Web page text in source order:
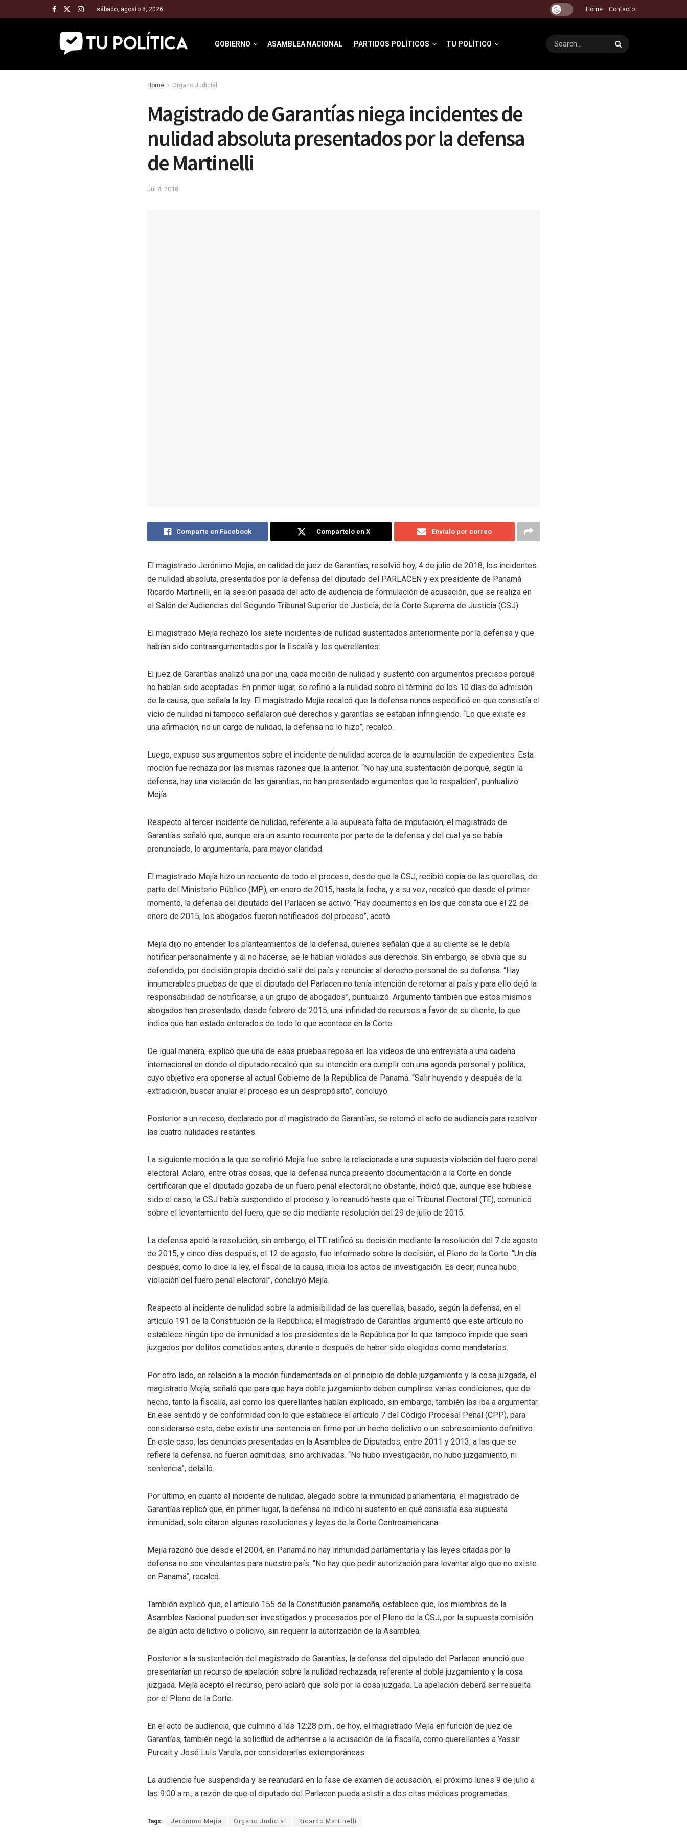
sábado, agosto 8, 2026 Home Contacto
GOBIERNO ASAMBLEA NACIONAL PARTIDOS POLÍTICOS TU POLÍTICO
Home Organo Judicial
Magistrado de Garantías niega incidentes de
nulidad absoluta presentados por la defensa
de Martinelli
Jul 4, 2018
Comparte en Facebook Compártelo en X Envíalo por correo
El magistrado Jerónimo Mejía, en calidad de juez de Garantías, resolvió hoy, 4 de julio de 2018, los incidentes
de nulidad absoluta, presentados por la defensa del diputado del PARLACEN y ex presidente de Panamá
Ricardo Martinelli, en la sesión pasada del acto de audiencia de formulación de acusación, que se realiza en
el Salón de Audiencias del Segundo Tribunal Superior de Justicia, de la Corte Suprema de Justicia (CSJ).
El magistrado Mejía rechazó los siete incidentes de nulidad sustentados anteriormente por la defensa y que
habían sido contraargumentados por la fiscalía y los querellantes.
El juez de Garantías analizó una por una, cada moción de nulidad y sustentó con argumentos precisos porqué
no habían sido aceptadas. En primer lugar, se refirió a la nulidad sobre el término de los 10 días de admisión
de la causa, que señala la ley. El magistrado Mejía recalcó que la defensa nunca especificó en que consistía el
vicio de nulidad ni tampoco señalaron qué derechos y garantías se estaban infringiendo. “Lo que existe es
una afirmación, no un cargo de nulidad, la defensa no lo hizo”, recalcó.
Luego, expuso sus argumentos sobre el incidente de nulidad acerca de la acumulación de expedientes. Esta
moción fue rechaza por las mismas razones que la anterior. “No hay una sustentación de porqué, según la
defensa, hay una violación de las garantías, no han presentado argumentos que lo respalden”, puntualizó
Mejía.
Respecto al tercer incidente de nulidad, referente a la supuesta falta de imputación, el magistrado de
Garantías señaló que, aunque era un asunto recurrente por parte de la defensa y del cual ya se había
pronunciado, lo argumentaría, para mayor claridad.
El magistrado Mejía hizo un recuento de todo el proceso, desde que la CSJ, recibió copia de las querellas, de
parte del Ministerio Público (MP), en enero de 2015, hasta la fecha, y a su vez, recalcó que desde el primer
momento, la defensa del diputado del Parlacen se activó. “Hay documentos en los que consta que el 22 de
enero de 2015, los abogados fueron notificados del proceso”, acotó.
Mejía dijo no entender los planteamientos de la defensa, quienes señalan que a su cliente se le debía
notificar personalmente y al no hacerse, se le habían violados sus derechos. Sin embargo, se obvia que su
defendido, por decisión propia decidió salir del país y renunciar al derecho personal de su defensa. “Hay
innumerables pruebas de que el diputado del Parlacen no tenía intención de retornar al país y para ello dejó la
responsabilidad de notificarse, a un grupo de abogados”, puntualizó. Argumentó también que estos mismos
abogados han presentado, desde febrero de 2015, una infinidad de recursos a favor de su cliente, lo que
indica que han estado enterados de todo lo que acontece en la Corte.
De igual manera, explicó que una de esas pruebas reposa en los videos de una entrevista a una cadena
internacional en donde el diputado recalcó que su intención era cumplir con una agenda personal y política,
cuyo objetivo era oponerse al actual Gobierno de la República de Panamá. “Salir huyendo y después de la
extradición, buscar anular el proceso es un despropósito”, concluyó.
Posterior a un receso, declarado por el magistrado de Garantías, se retomó el acto de audiencia para resolver
las cuatro nulidades restantes.
La siguiente moción a la que se refirió Mejía fue sobre la relacionada a una supuesta violación del fuero penal
electoral. Aclaró, entre otras cosas, que la defensa nunca presentó documentación a la Corte en donde
certificaran que el diputado gozaba de un fuero penal electoral; no obstante, indicó que, aunque ese hubiese
sido el caso, la CSJ había suspendido el proceso y lo reanudó hasta que el Tribunal Electoral (TE), comunicó
sobre el levantamiento del fuero, que se dio mediante resolución del 29 de julio de 2015.
La defensa apeló la resolución, sin embargo, el TE ratificó su decisión mediante la resolución del 7 de agosto
de 2015, y cinco días después, el 12 de agosto, fue informado sobre la decisión, el Pleno de la Corte. “Un día
después, como lo dice la ley, el fiscal de la causa, inicia los actos de investigación. Es decir, nunca hubo
violación del fuero penal electoral”, concluyó Mejía.
Respecto al incidente de nulidad sobre la admisibilidad de las querellas, basado, según la defensa, en el
artículo 191 de la Constitución de la República; el magistrado de Garantías argumentó que este artículo no
establece ningún tipo de inmunidad a los presidentes de la República por lo que tampoco impide que sean
juzgados por delitos cometidos antes, durante o después de haber sido elegidos como mandatarios.
Por otro lado, en relación a la moción fundamentada en el principio de doble juzgamiento y la cosa juzgada, el
magistrado Mejía, señaló que para que haya doble juzgamiento deben cumplirse varias condiciones, que de
hecho, tanto la fiscalía, así como los querellantes habían explicado, sin embargo, también las iba a argumentar.
En ese sentido y de conformidad con lo que establece el artículo 7 del Código Procesal Penal (CPP), para
considerarse esto, debe existir una sentencia en firme por un hecho delictivo o un sobreseimiento definitivo.
En este caso, las denuncias presentadas en la Asamblea de Diputados, entre 2011 y 2013, a las que se
refiere la defensa, no fueron admitidas, sino archivadas. “No hubo investigación, no hubo juzgamiento, ni
sentencia”, detalló.
Por último, en cuanto al incidente de nulidad, alegado sobre la inmunidad parlamentaria, el magistrado de
Garantías replicó que, en primer lugar, la defensa no indicó ni sustentó en qué consistía esa supuesta
inmunidad, solo citaron algunas resoluciones y leyes de la Corte Centroamericana.
Mejía razonó que desde el 2004, en Panamá no hay inmunidad parlamentaria y las leyes citadas por la
defensa no son vinculantes para nuestro país. “No hay que pedir autorización para levantar algo que no existe
en Panamá”, recalcó.
También explicó que, el artículo 155 de la Constitución panameña, establece que, los miembros de la
Asamblea Nacional pueden ser investigados y procesados por el Pleno de la CSJ, por la supuesta comisión
de algún acto delictivo o policivo, sin requerir la autorización de la Asamblea.
Posterior a la sustentación del magistrado de Garantías, la defensa del diputado del Parlacen anunció que
presentarían un recurso de apelación sobre la nulidad rechazada, referente al doble juzgamiento y la cosa
juzgada. Mejía aceptó el recurso, pero aclaró que solo por la cosa juzgada. La apelación deberá ser resuelta
por el Pleno de la Corte.
En el acto de audiencia, que culminó a las 12:28 p.m., de hoy, el magistrado Mejía en función de juez de
Garantías, también negó la solicitud de adherirse a la acusación de la fiscalía, como querellantes a Yassir
Purcait y José Luis Varela, por considerarlas extemporáneas.
La audiencia fue suspendida y se reanudará en la fase de examen de acusación, el próximo lunes 9 de julio a
las 9:00 a.m., a razón de que el diputado del Parlacen pueda asistir a dos citas médicas programadas.
Tags: Jerónimo Mejía Organo Judicial Ricardo Martinelli